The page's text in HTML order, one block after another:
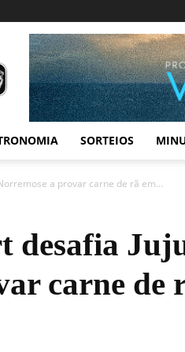
SORTEIOS
a provar carne de rã em...
desafia
carne de